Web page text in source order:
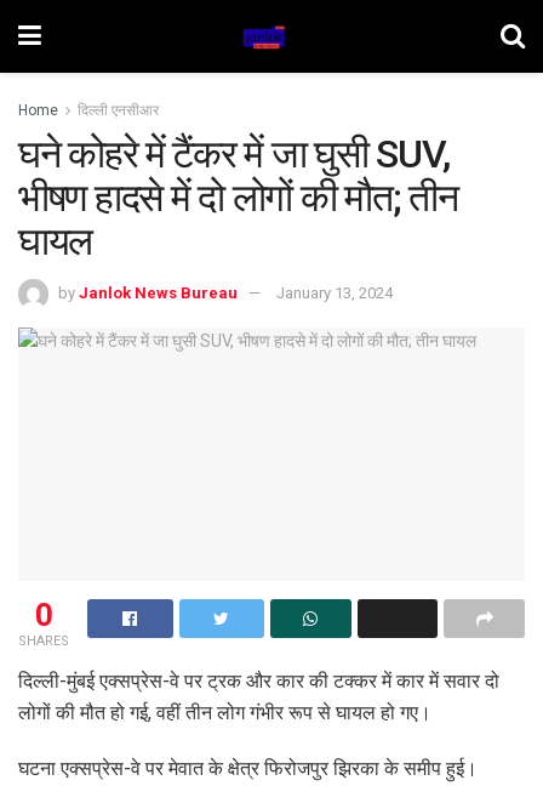
Home दिल्ली एनसीआर
घने कोहरे में टैंकर में जा घुसी SUV,
भीषण हादसे में दो लोगों की मौत; तीन
घायल
by Janlok News Bureau January 13, 2024
0
SHARES
दिल्ली-मुंबई एक्सप्रेस-वे पर ट्रक और कार की टक्कर में कार में सवार दो
लोगों की मौत हो गई, वहीं तीन लोग गंभीर रूप से घायल हो गए।
घटना एक्सप्रेस-वे पर मेवात के क्षेत्र फिरोजपुर झिरका के समीप हुई।